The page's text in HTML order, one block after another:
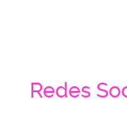
Redes